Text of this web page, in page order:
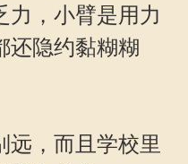
力，小臂是用力
还隐约黏糊糊
，而且学校里